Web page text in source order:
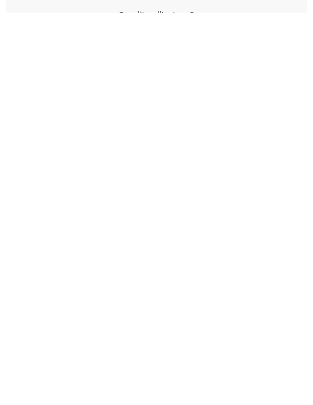
Spedite all'estero?